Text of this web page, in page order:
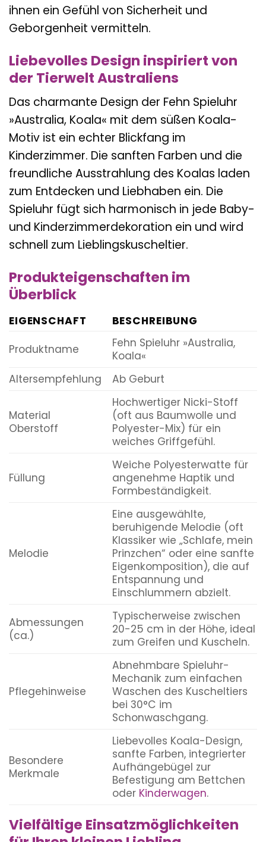
ihnen ein Gefühl von Sicherheit und
Geborgenheit vermitteln.
Liebevolles Design inspiriert von
der Tierwelt Australiens
Das charmante Design der Fehn Spieluhr
»Australia, Koala« mit dem süßen Koala-
Motiv ist ein echter Blickfang im
Kinderzimmer. Die sanften Farben und die
freundliche Ausstrahlung des Koalas laden
zum Entdecken und Liebhaben ein. Die
Spieluhr fügt sich harmonisch in jede Baby-
und Kinderzimmerdekoration ein und wird
schnell zum Lieblingskuscheltier.
Produkteigenschaften im
Überblick
EIGENSCHAFT
BESCHREIBUNG
Produktname
Fehn Spieluhr »Australia,
Koala«
Altersempfehlung
Ab Geburt
Material
Oberstoff
Hochwertiger Nicki-Stoff
(oft aus Baumwolle und
Polyester-Mix) für ein
weiches Griffgefühl.
Füllung
Weiche Polyesterwatte für
angenehme Haptik und
Formbeständigkeit.
Melodie
Eine ausgewählte,
beruhigende Melodie (oft
Klassiker wie „Schlafe, mein
Prinzchen“ oder eine sanfte
Eigenkomposition), die auf
Entspannung und
Einschlummern abzielt.
Abmessungen
(ca.)
Typischerweise zwischen
20-25 cm in der Höhe, ideal
zum Greifen und Kuscheln.
Pflegehinweise
Abnehmbare Spieluhr-
Mechanik zum einfachen
Waschen des Kuscheltiers
bei 30°C im
Schonwaschgang.
Besondere
Merkmale
Liebevolles Koala-Design,
sanfte Farben, integrierter
Aufhängebügel zur
Befestigung am Bettchen
oder Kinderwagen.
Vielfältige Einsatzmöglichkeiten